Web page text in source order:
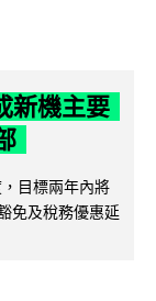
新機主要
目標兩年內將
免及稅務優惠延